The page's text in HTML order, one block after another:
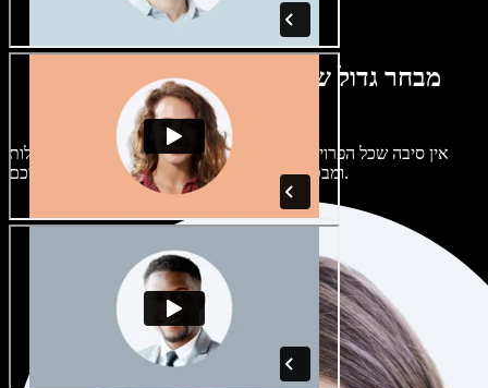
מבחר גדול של קולות נשים וגברים במגוון
מבטאים
אין סיבה שכל הפרויקטים יישמעו אותו דבר. בחרו מתוך מאות קולות
ומבטאים של בינה מלאכותית והתאימו אותם אליכם.